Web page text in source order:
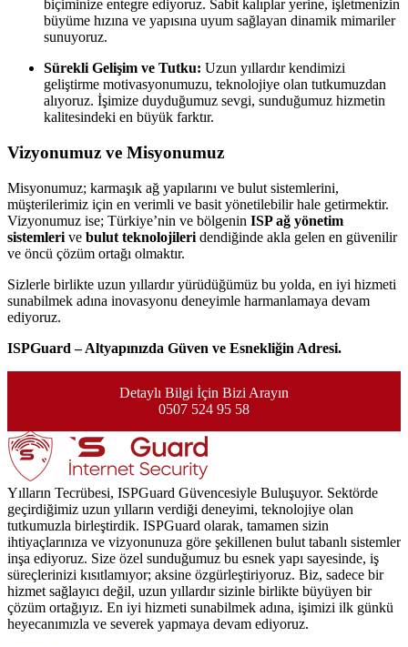
biçiminize entegre ediyoruz. Sabit kalıplar yerine, işletmenizin
büyüme hızına ve yapısına uyum sağlayan dinamik mimariler
sunuyoruz.
Sürekli Gelişim ve Tutku: Uzun yıllardır kendimizi
geliştirme motivasyonumuzu, teknolojiye olan tutkumuzdan
alıyoruz. İşimize duyduğumuz sevgi, sunduğumuz hizmetin
kalitesindeki en büyük farktır.
Vizyonumuz ve Misyonumuz
Misyonumuz; karmaşık ağ yapılarını ve bulut sistemlerini,
müşterilerimiz için en verimli ve basit yönetilebilir hale getirmektir.
Vizyonumuz ise; Türkiye’nin ve bölgenin ISP ağ yönetim
sistemleri ve bulut teknolojileri dendiğinde akla gelen en güvenilir
ve öncü çözüm ortağı olmaktır.
Sizlerle birlikte uzun yıllardır yürüdüğümüz bu yolda, en iyi hizmeti
sunabilmek adına inovasyonu deneyimle harmanlamaya devam
ediyoruz.
ISPGuard – Altyapınızda Güven ve Esnekliğin Adresi.
Detaylı Bilgi İçin Bizi Arayın
0507 524 95 58
Yılların Tecrübesi, ISPGuard Güvencesiyle Buluşuyor. Sektörde
geçirdiğimiz uzun yılların verdiği deneyimi, teknolojiye olan
tutkumuzla birleştirdik. ISPGuard olarak, tamamen sizin
ihtiyaçlarınıza ve vizyonunuza göre şekillenen bulut tabanlı sistemler
inşa ediyoruz. Size özel sunduğumuz bu esnek yapı sayesinde, iş
süreçlerinizi kısıtlamıyor; aksine özgürleştiriyoruz. Biz, sadece bir
hizmet sağlayıcı değil, uzun yıllardır sizinle birlikte büyüyen bir
çözüm ortağıyız. En iyi hizmeti sunabilmek adına, işimizi ilk günkü
heyecanımızla ve severek yapmaya devam ediyoruz.